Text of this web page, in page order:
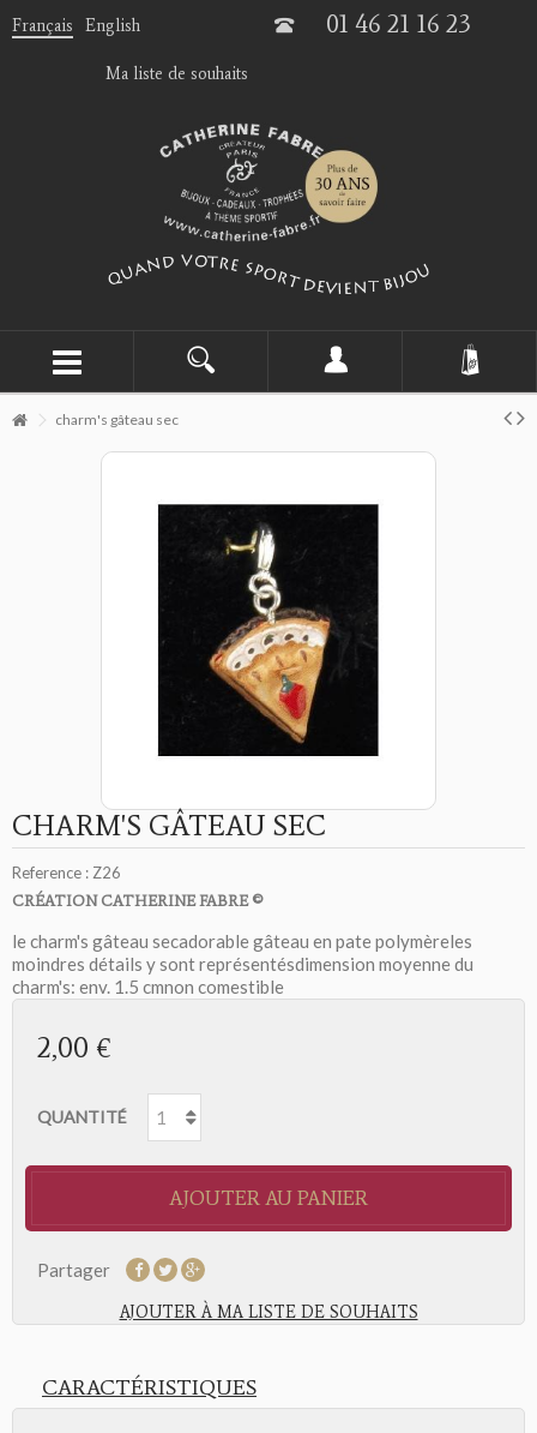
Français English 01 46 21 16 23
Ma liste de souhaits
charm's gâteau sec
CHARM'S GÂTEAU SEC
Reference :Z26
CRÉATION CATHERINE FABRE ©
le charm's gâteau secadorable gâteau en pate polymèreles
moindres détails y sont représentésdimension moyenne du
charm's: env. 1.5 cmnon comestible
2,00 €
QUANTITÉ
AJOUTER AU PANIER
Partager
AJOUTER À MA LISTE DE SOUHAITS
CARACTÉRISTIQUES